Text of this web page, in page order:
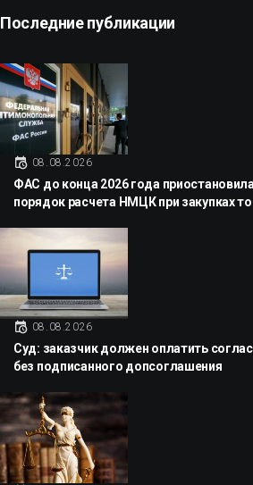
Последние публикации
08.08.2026
ФАС до конца 2026 года
порядок расчета НМЦК при закупках
08.08.2026
Суд: заказчик должен оплатить
без подписанного допсоглашения